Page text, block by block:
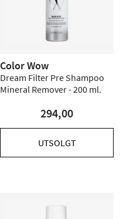
Color Wow
Dream Filter Pre Shampoo
Mineral Remover - 200 ml.
294,00
UTSOLGT